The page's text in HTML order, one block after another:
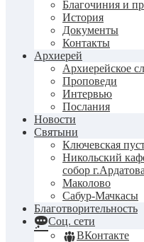
Благочиния и
История
Документы
Контакты
Архиерей
Архиерейское
Проповеди
Интервью
Послания
Новости
Святыни
Ключевская
Никольский
собор г.Ардатова
Маколово
Сабур-Мачкасы
Благотворительность
Соц. сети
ВКонтакте